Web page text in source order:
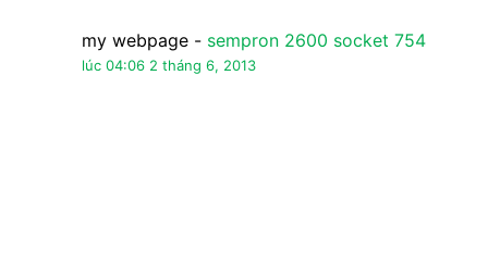
my webpage - sempron 2600 socket 754
lúc 04:06 2 tháng 6, 2013